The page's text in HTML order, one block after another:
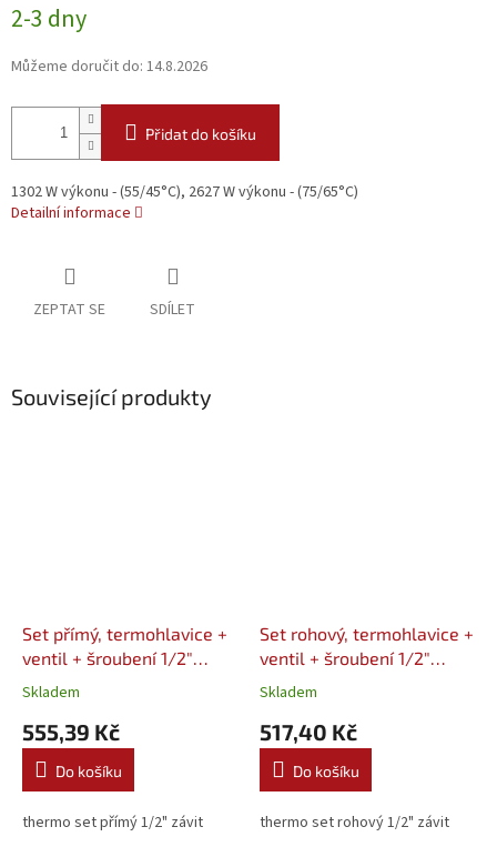
cena:
2-3 dny
Můžeme doručit do: 14.8.2026
Přidat do košíku
1302 W výkonu - (55/45°C), 2627 W výkonu - (75/65°C)
Detailní informace
ZEPTAT SE SDÍLET
Související produkty
Set přímý, termohlavice +
ventil + šroubení 1/2"
VALVEX
Skladem
555,39 Kč
Do košíku
thermo set přímý 1/2" závit
Set rohový, termohlavice +
ventil + šroubení 1/2"
VALVEX
Skladem
517,40 Kč
Do košíku
thermo set rohový 1/2" závit